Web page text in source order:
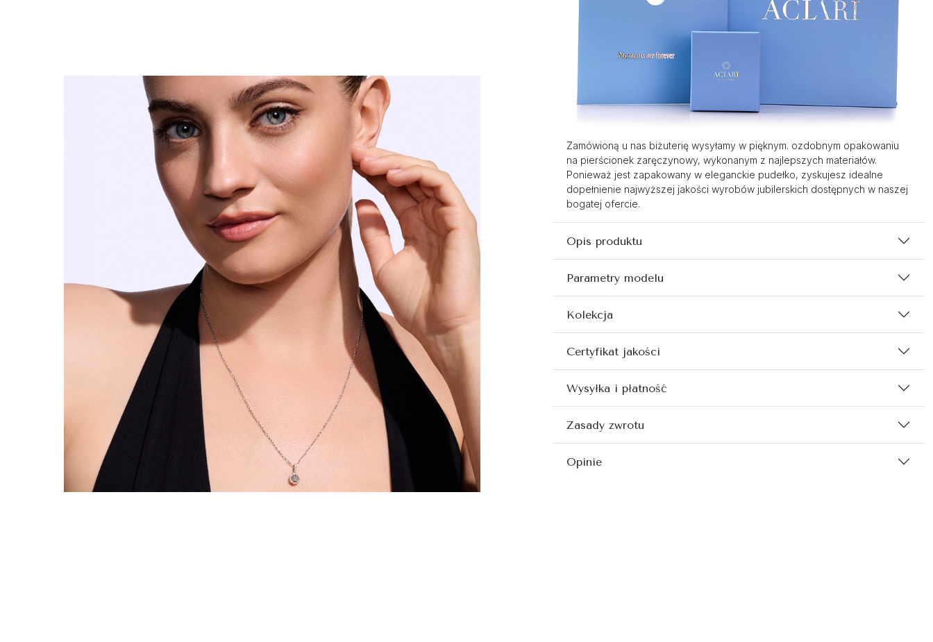
Zamówioną u nas biżuterię wysyłamy w pięknym. ozdobnym opakowaniu
na pierścionek zaręczynowy, wykonanym z najlepszych materiałów.
Ponieważ jest zapakowany w eleganckie pudełko, zyskujesz idealne
dopełnienie najwyższej jakości wyrobów jubilerskich dostępnych w naszej
bogatej ofercie.
Opis produktu
Parametry modelu
Kolekcja
Certyfikat jakości
Wysyłka i płatność
Zasady zwrotu
Opinie